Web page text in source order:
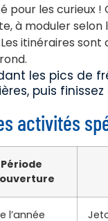
pour les curieux
à moduler selon
itinéraires
les pics de
puis
activités
Période
l’année